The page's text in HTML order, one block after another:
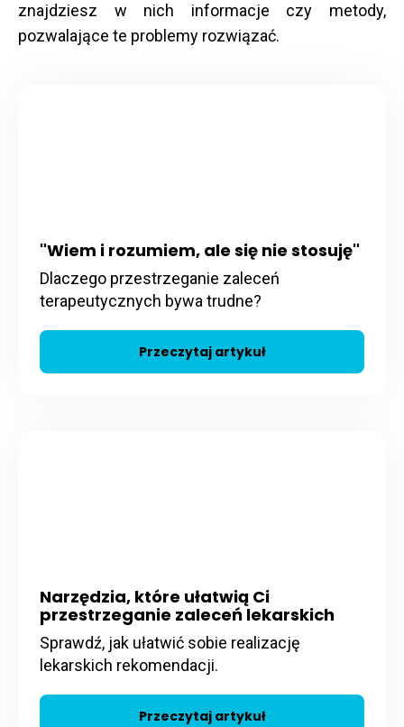
znajdziesz w nich informacje czy metody,
pozwalające te problemy rozwiązać.
"Wiem i rozumiem, ale się nie stosuję"
Dlaczego przestrzeganie zaleceń
terapeutycznych bywa trudne?
Przeczytaj artykuł
Narzędzia, które ułatwią Ci
przestrzeganie zaleceń lekarskich
Sprawdź, jak ułatwić sobie realizację
lekarskich rekomendacji.
Przeczytaj artykuł